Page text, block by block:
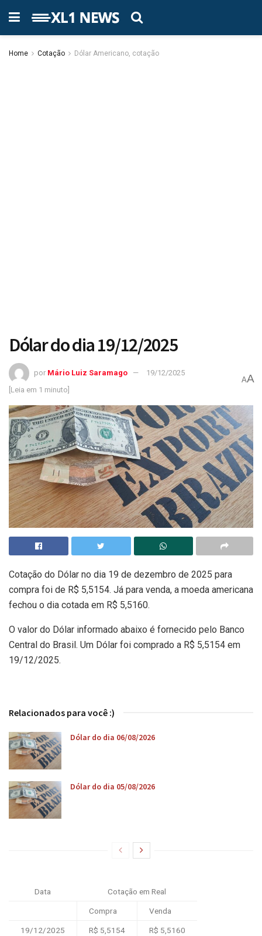
Home Cotação Dólar Americano, cotação
Dólar do dia 19/12/2025
por Mário Luiz Saramago
19/12/2025
[Leia em 1 minuto]
AA
Cotação do Dólar no dia 19 de dezembro de 2025 para
compra foi de R$ 5,5154. Já para venda, a moeda americana
fechou o dia cotada em R$ 5,5160.
O valor do Dólar informado abaixo é fornecido pelo Banco
Central do Brasil. Um Dólar foi comprado a R$ 5,5154 em
19/12/2025.
Relacionados para você :)
Dólar do dia 06/08/2026
Dólar do dia 05/08/2026
Data Cotação em Real
Compra Venda
19/12/2025 R$ 5,5154 R$ 5,5160